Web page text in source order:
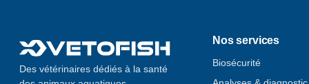
Des vétérinaires dédiés à la santé
Nos services
Biosécurité